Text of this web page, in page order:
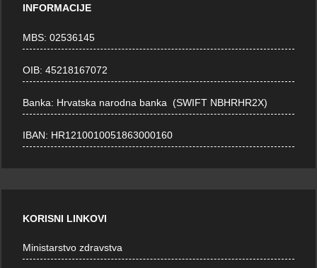
INFORMACIJE
MBS: 02536145
OIB: 45218167072
Banka: Hrvatska narodna banka (SWIFT NBHRHR2X)
IBAN: HR1210010051863000160
KORISNI LINKOVI
Ministarstvo zdravstva